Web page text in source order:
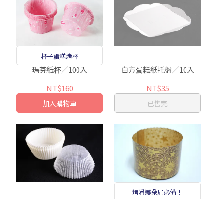
杯子蛋糕烤杯
瑪芬紙杯／100入
NT$160
加入購物車
白方蛋糕紙托盤／10入
NT$35
已售完
烤潘娜朵尼必備！